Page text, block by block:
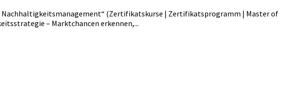
(Zertifikatskurse | Zertifikatsprogramm | Master of
– Marktchancen erkennen,...